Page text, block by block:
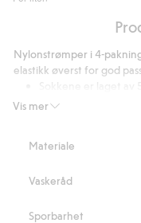
av
20
stemmer
Vis mer
Nylonstrømper i 4-
elastikk øverst for god
Artikkelnummer
Materiale
Vaskeråd
Sporbarhet